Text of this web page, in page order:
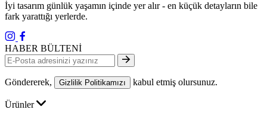
İyi tasarım günlük yaşamın içinde yer alır - en küçük detayların bile
fark yarattığı yerlerde.
HABER BÜLTENİ
Göndererek, Gizlilik Politikamızı kabul etmiş olursunuz.
Ürünler